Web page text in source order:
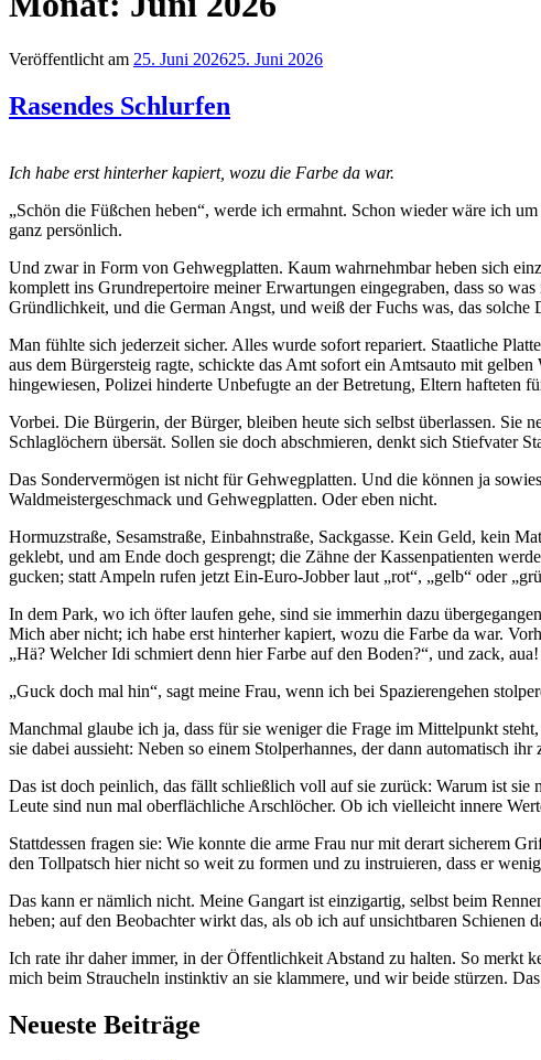
Veröffentlicht am 25. Juni 202625. Juni 2026
Rasendes Schlurfen
Ich habe erst hinterher kapiert, wozu die Farbe da war.
„Schön die Füßchen heben“, werde ich ermahnt. Schon wieder wäre ich
ganz persönlich.
Und zwar in Form von Gehwegplatten. Kaum wahrnehmbar heben sich
komplett ins Grundrepertoire meiner Erwartungen eingegraben, dass so
Gründlichkeit, und die German Angst, und weiß der Fuchs was, das
Man fühlte sich jederzeit sicher. Alles wurde sofort repariert. Staatliche
aus dem Bürgersteig ragte, schickte das Amt sofort ein Amtsauto mit
hingewiesen, Polizei hinderte Unbefugte an der Betretung, Eltern hafteten
Vorbei. Die Bürgerin, der Bürger, bleiben heute sich selbst überlassen.
Schlaglöchern übersät. Sollen sie doch abschmieren, denkt sich Stiefvater
Das Sondervermögen ist nicht für Gehwegplatten. Und die können ja
Waldmeistergeschmack und Gehwegplatten. Oder eben nicht.
Hormuzstraße, Sesamstraße, Einbahnstraße, Sackgasse. Kein Geld, kein
geklebt, und am Ende doch gesprengt; die Zähne der Kassenpatienten
gucken; statt Ampeln rufen jetzt Ein-Euro-Jobber laut „rot“, „gelb“ oder
In dem Park, wo ich öfter laufen gehe, sind sie immerhin dazu
Mich aber nicht; ich habe erst hinterher kapiert, wozu die Farbe da war.
„Hä? Welcher Idi schmiert denn hier Farbe auf den Boden?“, und zack,
„Guck doch mal hin“, sagt meine Frau, wenn ich bei Spazierengehen
Manchmal glaube ich ja, dass für sie weniger die Frage im Mittelpunkt
sie dabei aussieht: Neben so einem Stolperhannes, der dann automatisch ihr
Das ist doch peinlich, das fällt schließlich voll auf sie zurück: Warum ist sie
Leute sind nun mal oberflächliche Arschlöcher. Ob ich vielleicht innere
Stattdessen fragen sie: Wie konnte die arme Frau nur mit derart sicherem
den Tollpatsch hier nicht so weit zu formen und zu instruieren, dass er
Das kann er nämlich nicht. Meine Gangart ist einzigartig, selbst beim
heben; auf den Beobachter wirkt das, als ob ich auf unsichtbaren Schienen
Ich rate ihr daher immer, in der Öffentlichkeit Abstand zu halten. So merkt
mich beim Straucheln instinktiv an sie klammere, und wir beide stürzen.
Neueste Beiträge